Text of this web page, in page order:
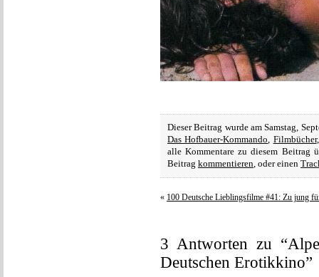
Dieser Beitrag wurde am Samstag,
Das Hofbauer-Kommando, Filmbücher
alle Kommentare zu diesem Beitrag
Beitrag kommentieren, oder einen
« 100 Deutsche Lieblingsfilme #41: Zu jung
3 Antworten zu
Deutschen Erotikkino”